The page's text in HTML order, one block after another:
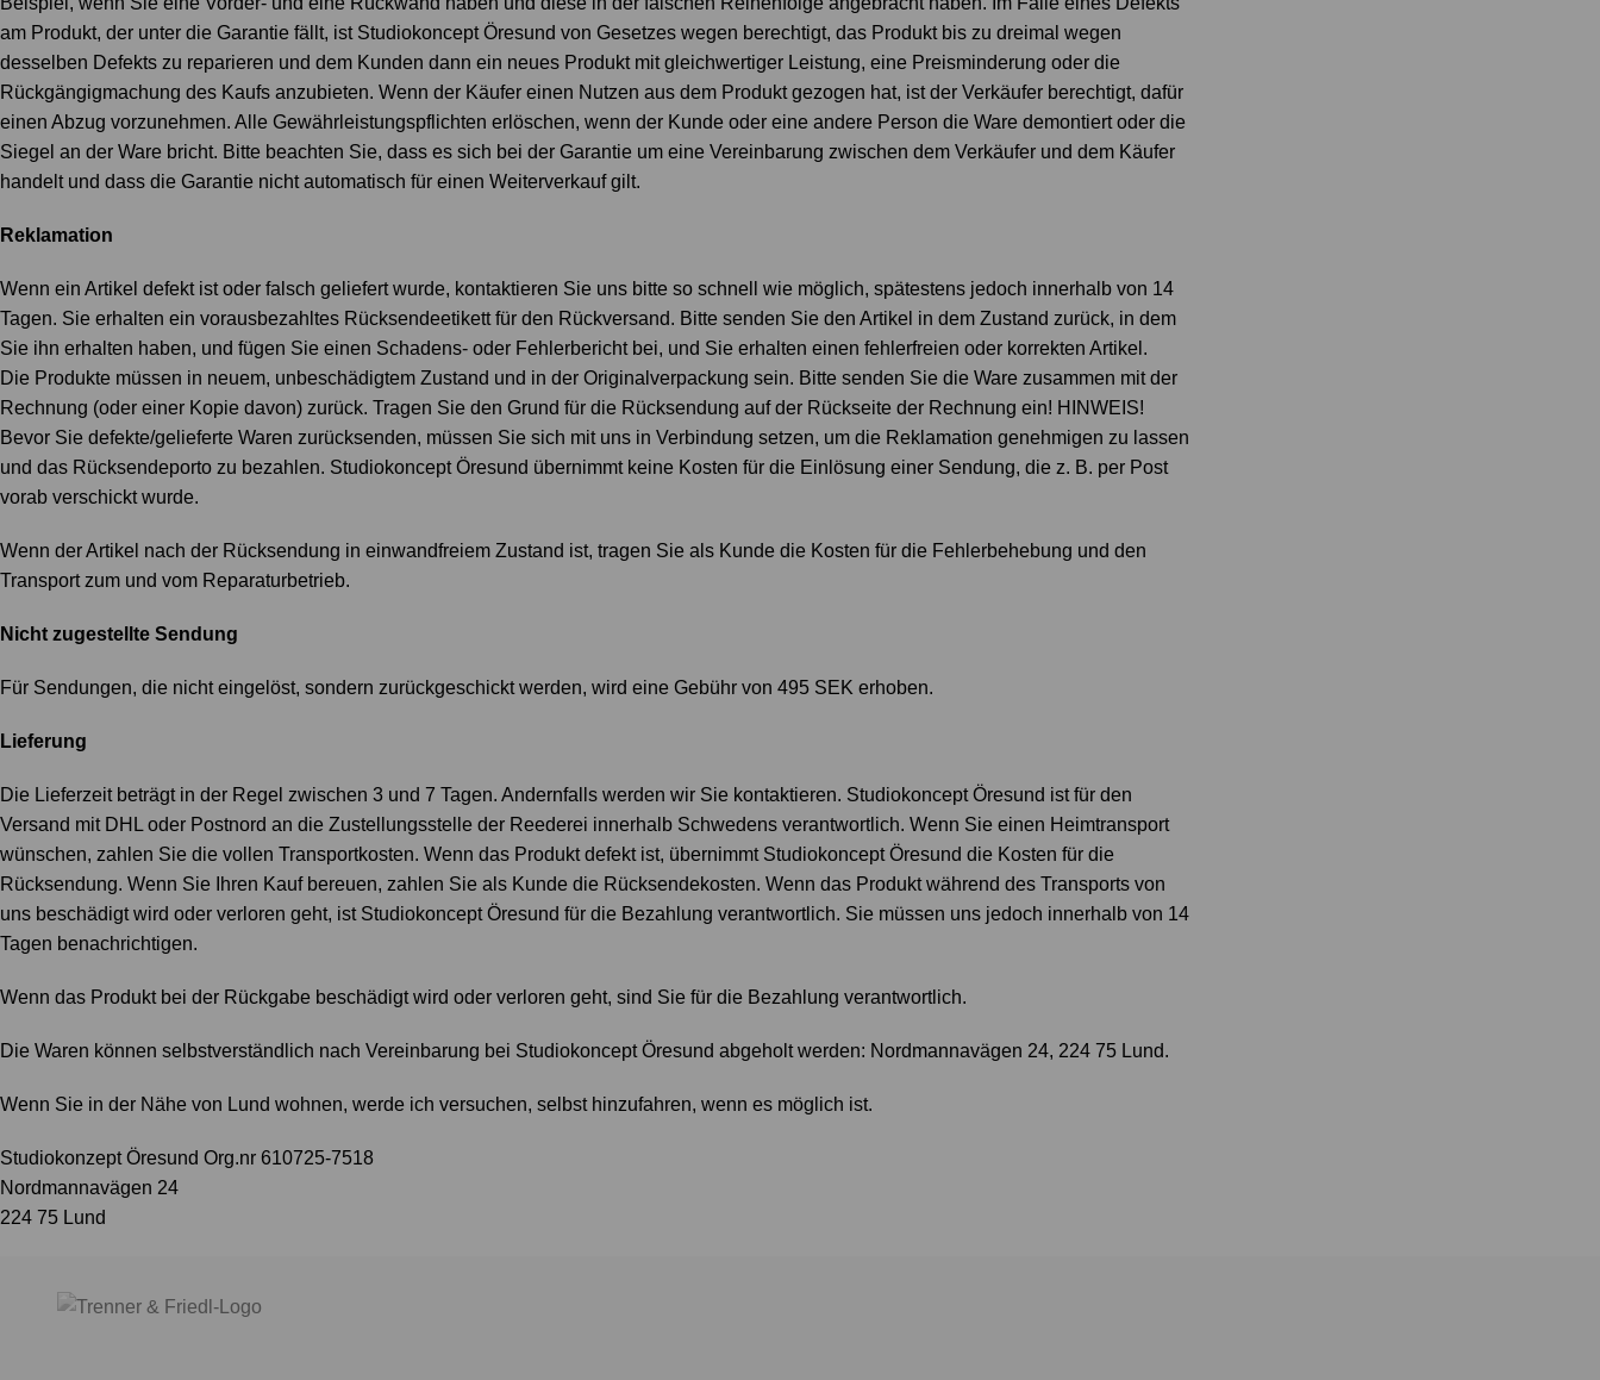
am Produkt, der unter die Garantie fällt, ist Studiokoncept Öresund von Gesetzes wegen berechtigt, das Produkt bis zu dreimal wegen
desselben Defekts zu reparieren und dem Kunden dann ein neues Produkt mit gleichwertiger Leistung, eine Preisminderung oder die
Rückgängigmachung des Kaufs anzubieten. Wenn der Käufer einen Nutzen aus dem Produkt gezogen hat, ist der Verkäufer berechtigt, dafür
einen Abzug vorzunehmen. Alle Gewährleistungspflichten erlöschen, wenn der Kunde oder eine andere Person die Ware demontiert oder die
Siegel an der Ware bricht. Bitte beachten Sie, dass es sich bei der Garantie um eine Vereinbarung zwischen dem Verkäufer und dem Käufer
handelt und dass die Garantie nicht automatisch für einen Weiterverkauf gilt.
Reklamation
Wenn ein Artikel defekt ist oder falsch geliefert wurde, kontaktieren Sie uns bitte so schnell wie möglich, spätestens jedoch innerhalb von 14
Tagen. Sie erhalten ein vorausbezahltes Rücksendeetikett für den Rückversand. Bitte senden Sie den Artikel in dem Zustand zurück, in dem
Sie ihn erhalten haben, und fügen Sie einen Schadens- oder Fehlerbericht bei, und Sie erhalten einen fehlerfreien oder korrekten Artikel.
Die Produkte müssen in neuem, unbeschädigtem Zustand und in der Originalverpackung sein. Bitte senden Sie die Ware zusammen mit der
Rechnung (oder einer Kopie davon) zurück. Tragen Sie den Grund für die Rücksendung auf der Rückseite der Rechnung ein! HINWEIS!
Bevor Sie defekte/gelieferte Waren zurücksenden, müssen Sie sich mit uns in Verbindung setzen, um die Reklamation genehmigen zu lassen
und das Rücksendeporto zu bezahlen. Studiokoncept Öresund übernimmt keine Kosten für die Einlösung einer Sendung, die z. B. per Post
vorab verschickt wurde.
Wenn der Artikel nach der Rücksendung in einwandfreiem Zustand ist, tragen Sie als Kunde die Kosten für die Fehlerbehebung und den
Transport zum und vom Reparaturbetrieb.
Nicht zugestellte Sendung
Für Sendungen, die nicht eingelöst, sondern zurückgeschickt werden, wird eine Gebühr von 495 SEK erhoben.
Lieferung
Die Lieferzeit beträgt in der Regel zwischen 3 und 7 Tagen. Andernfalls werden wir Sie kontaktieren. Studiokoncept Öresund ist für den
Versand mit DHL oder Postnord an die Zustellungsstelle der Reederei innerhalb Schwedens verantwortlich. Wenn Sie einen Heimtransport
wünschen, zahlen Sie die vollen Transportkosten. Wenn das Produkt defekt ist, übernimmt Studiokoncept Öresund die Kosten für die
Rücksendung. Wenn Sie Ihren Kauf bereuen, zahlen Sie als Kunde die Rücksendekosten. Wenn das Produkt während des Transports von
uns beschädigt wird oder verloren geht, ist Studiokoncept Öresund für die Bezahlung verantwortlich. Sie müssen uns jedoch innerhalb von 14
Tagen benachrichtigen.
Wenn das Produkt bei der Rückgabe beschädigt wird oder verloren geht, sind Sie für die Bezahlung verantwortlich.
Die Waren können selbstverständlich nach Vereinbarung bei Studiokoncept Öresund abgeholt werden: Nordmannavägen 24, 224 75 Lund.
Wenn Sie in der Nähe von Lund wohnen, werde ich versuchen, selbst hinzufahren, wenn es möglich ist.
Studiokonzept Öresund Org.nr 610725-7518
Nordmannavägen 24
224 75 Lund